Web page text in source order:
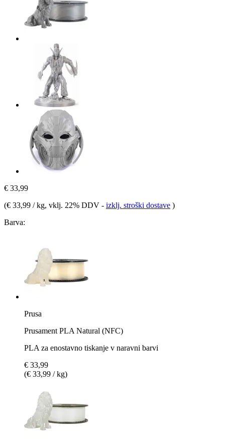
€ 33,99
(€ 33,99 / kg, vklj. 22% DDV - izklj. stroški dostave )
Barva:
Prusa
Prusament PLA Natural (NFC)
PLA za enostavno tiskanje v naravni barvi
€ 33,99
(€ 33,99 / kg)